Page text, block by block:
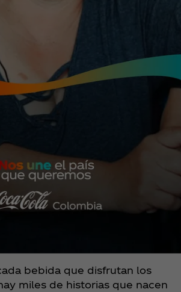
bebida que disfrutan los
miles de historias que nacen